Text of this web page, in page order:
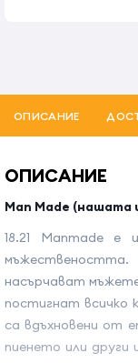
ОПИСАНИЕ
ОПИСАНИЕ
Man Made (нашата
18.21 Manmade
мъжествеността.
насърчават
постигнат всичко
са вдъхновени от
пиенето или